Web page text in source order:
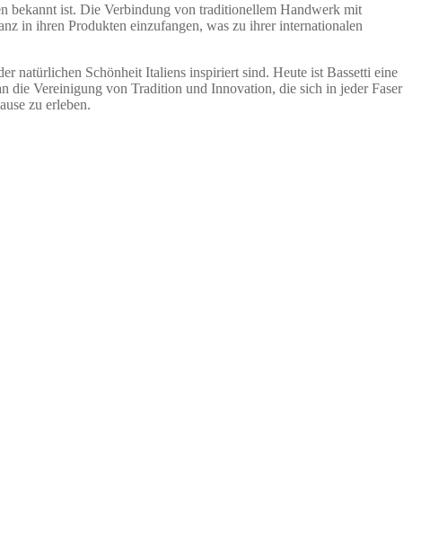
bekannt ist. Die Verbindung von traditionellem Handwerk mit
in ihren Produkten einzufangen, was zu ihrer internationalen
natürlichen Schönheit Italiens inspiriert sind. Heute ist Bassetti eine
die Vereinigung von Tradition und Innovation, die sich in jeder Faser
zu erleben.